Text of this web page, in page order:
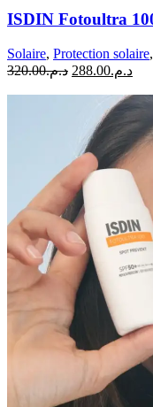
a
Les
options
peuvent
être
choisies
sur
la
page
produit
ISDIN Fotoultra
Solaire, Protection solaire,
د.م.320.00
Le
était :
د.م.320.00.
د.م.288.00
Le